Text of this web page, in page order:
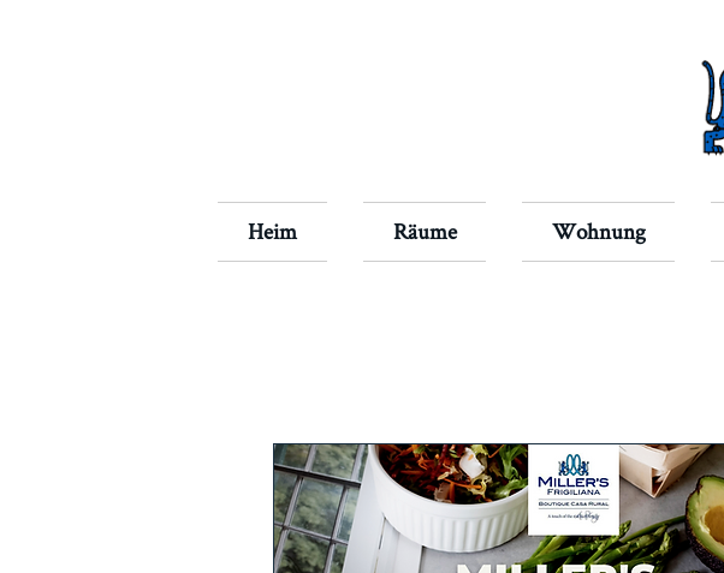
Heim Räume Wohnung